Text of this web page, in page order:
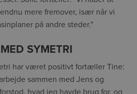
mere fremover, især når vi
på andre steder."
SYMETRI
har været positivt fortæller Tine:
sammen med Jens og
hvad jeg havde brug for, og